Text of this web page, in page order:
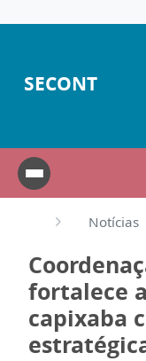
SECONT
Notícias
fortalece
capixaba